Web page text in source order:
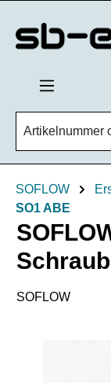
SOFLOW
SO1 ABE
SOFLOW